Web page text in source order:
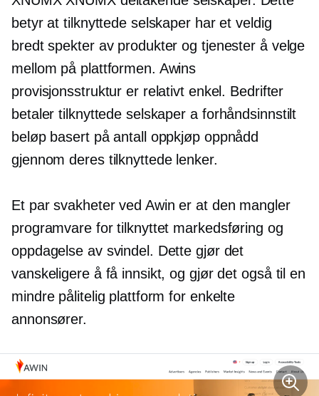
betyr at tilknyttede selskaper har et veldig
bredt spekter av produkter og tjenester å velge
mellom på plattformen. Awins
provisjonsstruktur er relativt enkel. Bedrifter
betaler tilknyttede selskaper a forhåndsinnstilt
beløp basert på antall oppkjøp oppnådd
gjennom deres tilknyttede lenker.
Et par svakheter ved Awin er at den mangler
programvare for tilknyttet markedsføring og
oppdagelse av svindel. Dette gjør det
vanskeligere å få innsikt, og gjør det også til en
mindre pålitelig plattform for enkelte
annonsører.